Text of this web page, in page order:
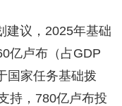
建议，2025年基础
亿卢布（占GDP
国家任务基础拨
持，780亿卢布投